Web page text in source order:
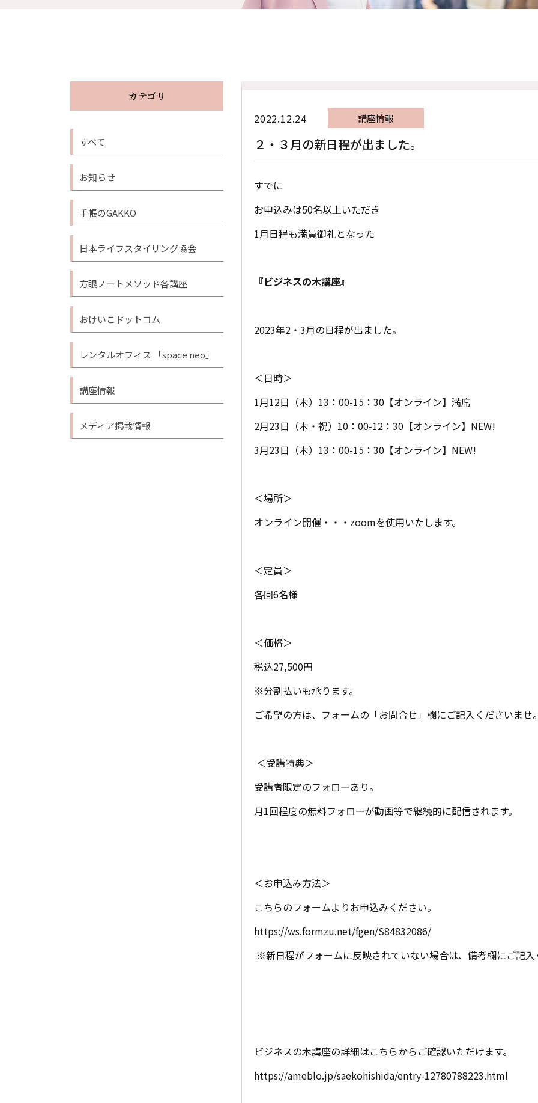
カテゴリ
すべて
お知らせ
手帳のGAKKO
日本ライフスタイリング協会
方眼ノートメソッド各講座
おけいこドットコム
レンタルオフィス 「space neo」
講座情報
メディア掲載情報
2022.12.24 講座情報
２・３月の新日程が出ました。
すでに
お申込みは50名以上いただき
1月日程も満員御礼となった
『ビジネスの木講座』
2023年2・3月の日程が出ました。
＜日時＞
1月12日（木）13：00-15：30【オンライン】満席
2月23日（木・祝）10：00-12：30【オンライン】NEW!
3月23日（木）13：00-15：30【オンライン】NEW!
＜場所＞
オンライン開催・・・zoomを使用いたします。
＜定員＞
各回6名様
＜価格＞
税込27,500円
※分割払いも承ります。
ご希望の方は、フォームの「お問合せ」欄にご記入くださいませ
＜受講特典＞
受講者限定のフォローあり。
月1回程度の無料フォローが動画等で継続的に配信されます。
＜お申込み方法＞
こちらのフォームよりお申込みください。
https://ws.formzu.net/fgen/S84832086/
※新日程がフォームに反映されていない場合は、備考欄にご記
ビジネスの木講座の詳細はこちらからご確認いただけます。
https://ameblo.jp/saekohishida/entry-12780788223.html